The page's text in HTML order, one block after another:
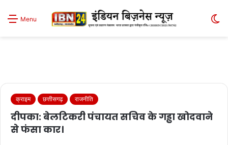
Menu
क्राइम छत्तीसगढ़ राजनीति
दीपका: बेलटिकरी पंचायत सचिव के गड्ढा खोदवाने
से फंसा कार।